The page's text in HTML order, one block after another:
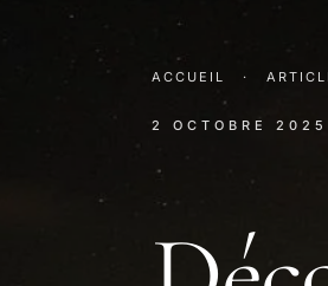
ACCUEIL ·
2 OCTOBRE 2025